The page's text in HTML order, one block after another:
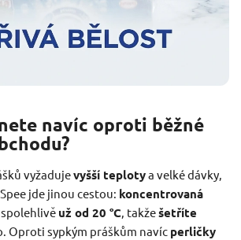
navíc oproti běžné
vyžadujevyšší teplotya velké dávky,
jde jinou cestou: koncentrovaná
už od 20 °C, takžešetříte
Oproti sypkým práškům navíc perličky